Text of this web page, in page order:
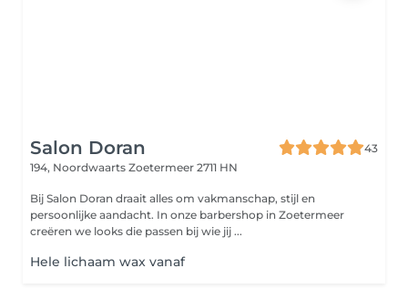
Salon Doran
43
194, Noordwaarts Zoetermeer 2711 HN
Bij Salon Doran draait alles om vakmanschap, stijl en
persoonlijke aandacht. In onze barbershop in Zoetermeer
creëren we looks die passen bij wie jij ...
Hele lichaam wax vanaf